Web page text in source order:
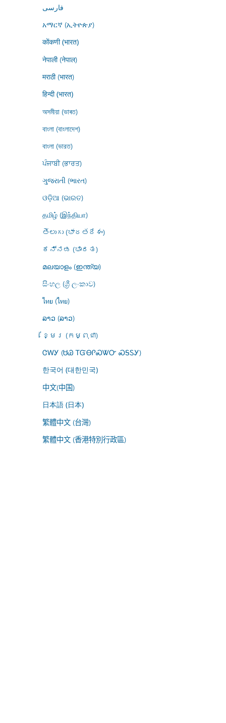
فارسى
አማርኛ (ኢትዮጵያ)
कोंकणी (भारत)
नेपाली (नेपाल)
मराठी (भारत)
हिन्दी (भारत)
অসমীয়া (ভাৰত)
বাংলা (বাংলাদেশ)
বাংলা (ভারত)
ਪੰਜਾਬੀ (ਭਾਰਤ)
ગુજરાતી (ભારત)
ଓଡ଼ିଆ (ଭାରତ)
தமிழ் (இந்தியா)
తెలుగు (భారతదేశం)
ಕನ್ನಡ (ಭಾರತ)
മലയാളം (ഇന്ത്യ)
සිංහල (ශ්‍රී ලංකාව)
ไทย (ไทย)
ລາວ (ລາວ)
ខ្មែរ (កម្ពុជា)
ᏣᎳᎩ (ᏌᏊ ᎢᏳᎾᎵᏍᏔᏅ ᏍᎦᏚᎩ)
한국어 (대한민국)
中文(中国)
日本語 (日本)
繁體中文 (台灣)
繁體中文 (香港特別行政區)